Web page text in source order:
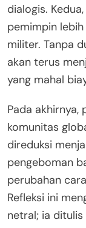
dialogis.
pemimpin
militer. Tanpa
akan terus
yang mahal
Pada akhirnya,
komunitas
direduksi
pengeboman
perubahan
Refleksi ini
netral; ia